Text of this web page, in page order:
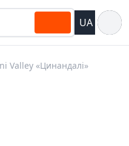
UA
Valley «Цинандалі»